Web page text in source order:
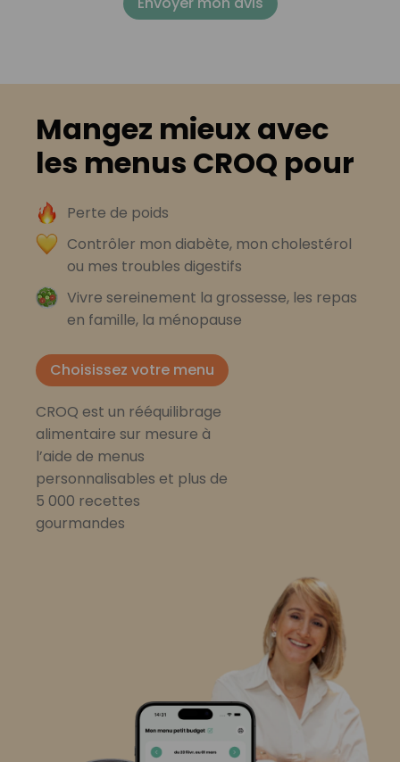
Mangez mieux avec
les menus CROQ pour
Perte de poids
Contrôler mon diabète, mon cholestérol
ou mes troubles digestifs
Vivre sereinement la grossesse, les repas
en famille, la ménopause
Choisissez votre menu
CROQ est un rééquilibrage
alimentaire sur mesure à
l’aide de menus
personnalisables et plus de
5 000 recettes
gourmandes